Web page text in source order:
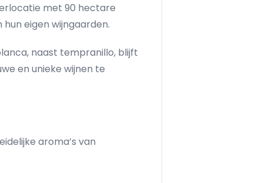
met 90 hectare
eigen wijngaarden.
naast tempranillo, blijft
en unieke wijnen te
aroma’s van